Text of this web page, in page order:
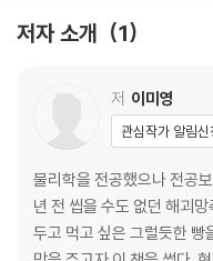
09. 완성
CLASS 03. 식빵 틀에 따른 비
01. 식빵 틀의 용적
02. 식빵 틀의 반죽 양
CLASS 04. 식빵의 분류
저자 소개 1
저 이미영
관심작가 알림신
물리학을 전공했으나 전공
년 전 씹을 수도 없던 해괴
두고 먹고 싶은 그럴듯한 빵